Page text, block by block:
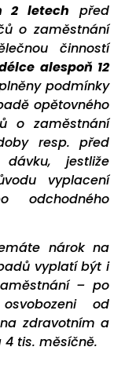
2 letech před
o zaměstnání
činností
alespoň 12
podmínky
opětovného
o zaměstnání
resp. před
jestliže
vyplacení
odchodného
nárok na
vyplatí být i
– po
od
zdravotním a
tis. měsíčně.